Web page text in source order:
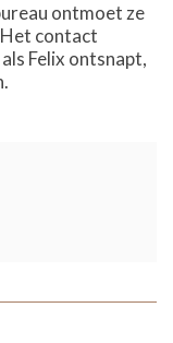
ontmoet ze
contact
Felix ontsnapt,